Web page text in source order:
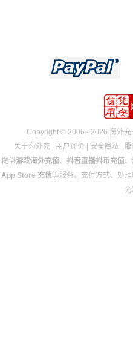
Copyright © 2006 - 2026 海外
关于海外充 | 用户评价 | 安全隐私 |
提供游戏海外充值、 抖音直播抖币充值、
App Store 充值等服务。支付方式、处
为